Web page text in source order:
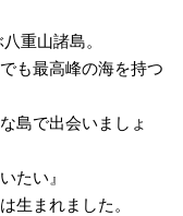
重山諸島。
も最高峰の海を持つ
島で出会いましょ
たい』
生まれました。